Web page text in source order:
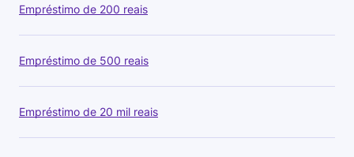
Empréstimo de 200 reais
Empréstimo de 500 reais
Empréstimo de 20 mil reais